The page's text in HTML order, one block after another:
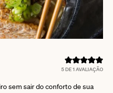
5DE 1 AVALIAÇÃO
sem sair do conforto de sua